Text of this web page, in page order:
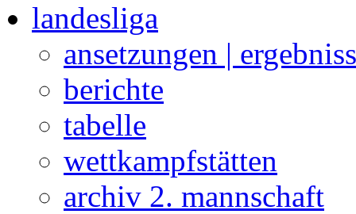
landesliga
ansetzungen |
berichte
tabelle
wettkampfstätten
archiv 2. mannschaft